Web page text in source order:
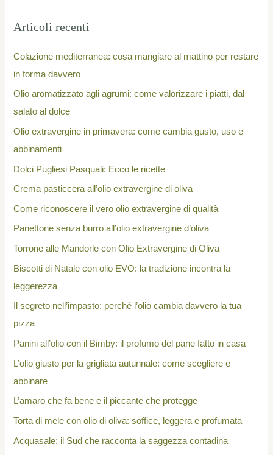
Articoli recenti
Colazione mediterranea: cosa mangiare al mattino per restare
in forma davvero
Olio aromatizzato agli agrumi: come valorizzare i piatti, dal
salato al dolce
Olio extravergine in primavera: come cambia gusto, uso e
abbinamenti
Dolci Pugliesi Pasquali: Ecco le ricette
Crema pasticcera all’olio extravergine di oliva
Come riconoscere il vero olio extravergine di qualità
Panettone senza burro all’olio extravergine d’oliva
Torrone alle Mandorle con Olio Extravergine di Oliva
Biscotti di Natale con olio EVO: la tradizione incontra la
leggerezza
Il segreto nell’impasto: perché l’olio cambia davvero la tua
pizza
Panini all’olio con il Bimby: il profumo del pane fatto in casa
L’olio giusto per la grigliata autunnale: come scegliere e
abbinare
L’amaro che fa bene e il piccante che protegge
Torta di mele con olio di oliva: soffice, leggera e profumata
Acquasale: il Sud che racconta la saggezza contadina